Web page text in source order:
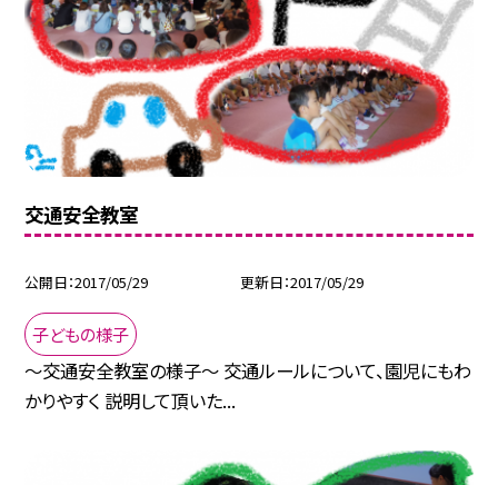
交通安全教室
公開日 2017/05/29 更新日 2017/05/29
子どもの様子
〜交通安全教室の様子〜 交通ルールについて、園児にもわ
かりやすく 説明して頂いた...